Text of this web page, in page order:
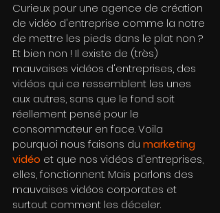
Curieux pour une agence de création
de vidéo d'entreprise comme la notre
de mettre les pieds dans le plat non ?
Et bien non ! Il existe de (très)
mauvaises vidéos d'entreprises, des
vidéos qui ce ressemblent les unes
aux autres, sans que le fond soit
réellement pensé pour le
consommateur en face. Voila
pourquoi nous faisons du marketing
vidéo et que nos vidéos d'entreprises,
elles, fonctionnent. Mais parlons des
mauvaises vidéos corporates et
surtout comment les déceler.